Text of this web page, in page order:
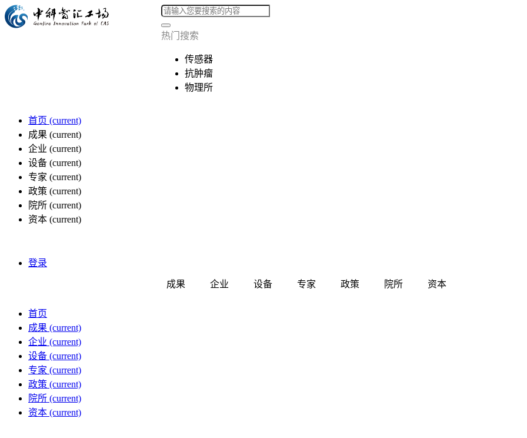
热门搜索
传感器
抗肿瘤
物理所
首页 (current)
成果 (current)
企业 (current)
设备 (current)
专家 (current)
政策 (current)
院所 (current)
资本 (current)
登录
成果 企业 设备 专家 政策 院所 资本
首页
成果 (current)
企业 (current)
设备 (current)
专家 (current)
政策 (current)
院所 (current)
资本 (current)